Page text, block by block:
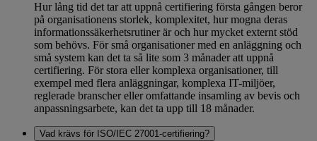
Hur lång tid det tar att uppnå certifiering första gången beror
på organisationens storlek, komplexitet, hur mogna deras
informationssäkerhetsrutiner är och hur mycket externt stöd
som behövs. För små organisationer med en anläggning och
små system kan det ta så lite som 3 månader att uppnå
certifiering. För stora eller komplexa organisationer, till
exempel med flera anläggningar, komplexa IT-miljöer,
reglerade branscher eller omfattande insamling av bevis och
anpassningsarbete, kan det ta upp till 18 månader.
Vad krävs för ISO/IEC 27001-certifiering?